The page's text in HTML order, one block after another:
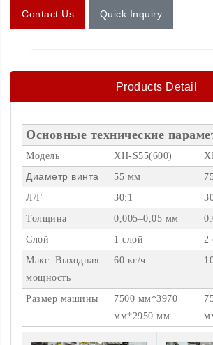
Contact Us Quick Inquiry
Products Detail
Основные технические
Модель XH-S55(600)
Диаметр винта 55 мм
Л/Г
30:1
Толщина
0,005–0,05 мм
Слой
1 слой
2
Макс. Выходная
мощность
60 кг/ч.
Размер машины
7500 мм*3970
мм*2950 мм